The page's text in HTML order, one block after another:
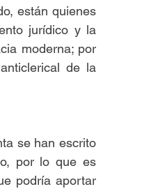
están quienes
jurídico y la
moderna; por
de la
se han escrito
por lo que es
podría aportar